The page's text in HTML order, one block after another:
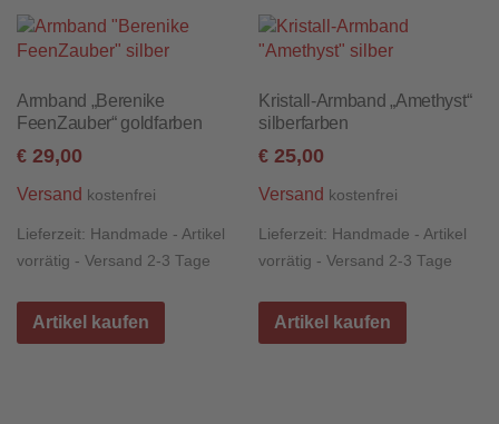
Armband „Berenike
FeenZauber“ goldfarben
€ 29,00
Versand kostenfrei
Lieferzeit: Handmade - Artikel
vorrätig - Versand 2-3 Tage
Artikel kaufen
Kristall-Armband „Amethyst“
silberfarben
€ 25,00
Versand kostenfrei
Lieferzeit: Handmade - Artikel
vorrätig - Versand 2-3 Tage
Artikel kaufen